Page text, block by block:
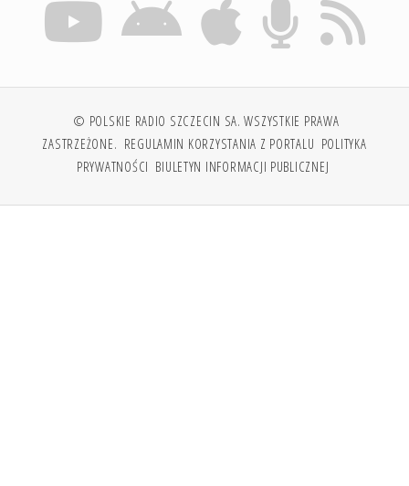
© POLSKIE RADIO SZCZECIN SA. WSZYSTKIE PRAWA
ZASTRZEŻONE. REGULAMIN KORZYSTANIA Z PORTALU POLITYKA
PRYWATNOŚCI BIULETYN INFORMACJI PUBLICZNEJ